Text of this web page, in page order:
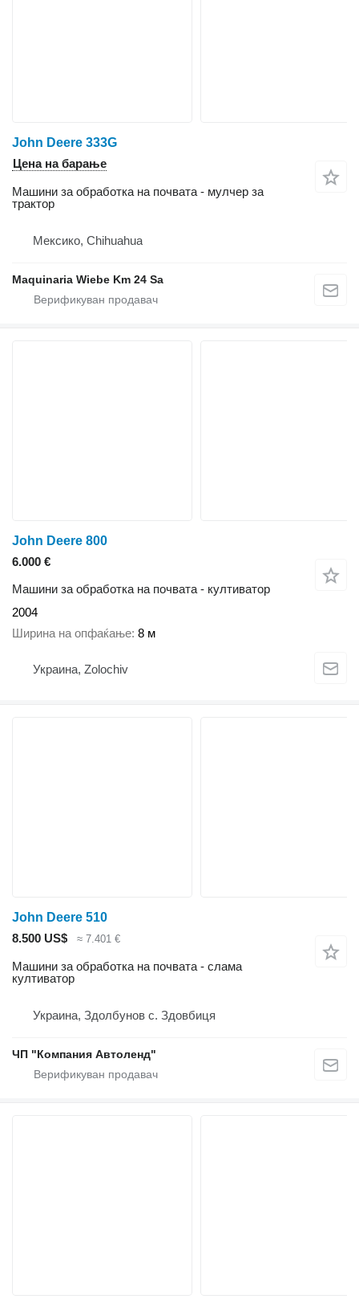
John Deere 333G
Цена на барање
Машини за обработка на почвата - мулчер за
трактор
Мексико, Chihuahua
Maquinaria Wiebe Km 24 Sa
John Deere 800
6.000 €
Машини за обработка на почвата - култиватор
2004
Ширина на опфаќање 8 м
Украина, Zolochiv
John Deere 510
8.500 US$
≈ 7.401 €
Машини за обработка на почвата - слама
култиватор
Украина, Здолбунов с. Здовбиця
ЧП "Компания Автоленд"